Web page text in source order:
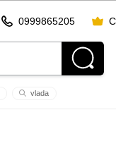
0999865205
vlada